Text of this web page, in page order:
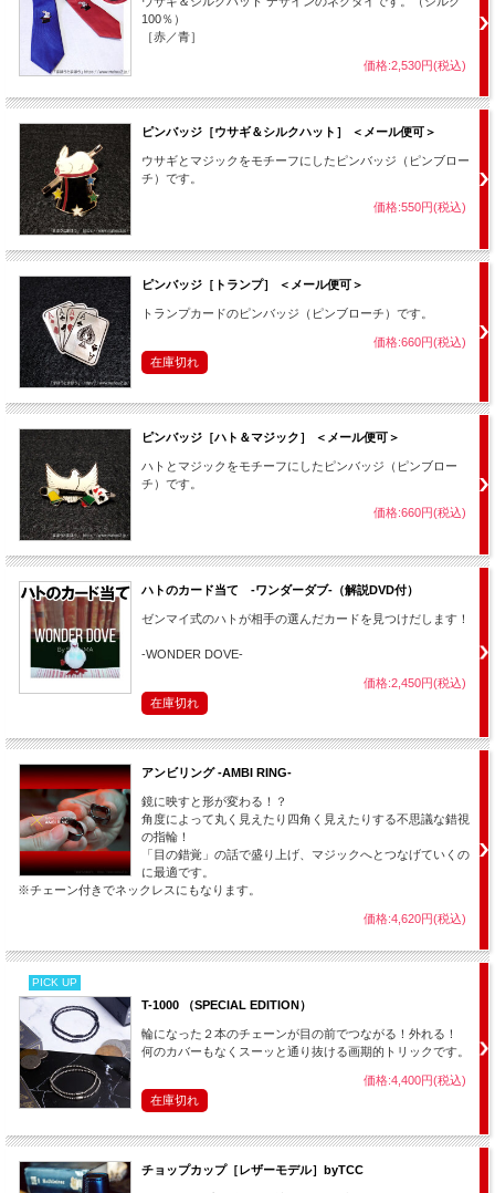
100％）
［赤／青］
価格:2,530円(税込)
ピンバッジ［ウサギ＆シルクハット］ ＜メール便可＞
ウサギとマジックをモチーフにしたピンバッジ（ピンブロー
チ）です。
価格:550円(税込)
ピンバッジ［トランプ］ ＜メール便可＞
トランプカードのピンバッジ（ピンブローチ）です。
価格:660円(税込)
在庫切れ
ピンバッジ［ハト＆マジック］ ＜メール便可＞
ハトとマジックをモチーフにしたピンバッジ（ピンブロー
チ）です。
価格:660円(税込)
ハトのカード当て -ワンダーダブ-（解説DVD付）
ゼンマイ式のハトが相手の選んだカードを見つけだします！
-WONDER DOVE-
価格:2,450円(税込)
在庫切れ
アンビリング -AMBI RING-
鏡に映すと形が変わる！？
角度によって丸く見えたり四角く見えたりする不思議な錯視
の指輪！
「目の錯覚」の話で盛り上げ、マジックへとつなげていくの
に最適です。
※チェーン付きでネックレスにもなります。
価格:4,620円(税込)
PICK UP
T-1000 （SPECIAL EDITION）
輪になった２本のチェーンが目の前でつながる！外れる！
何のカバーもなくスーッと通り抜ける画期的トリックです。
価格:4,400円(税込)
在庫切れ
チョップカップ［レザーモデル］byTCC